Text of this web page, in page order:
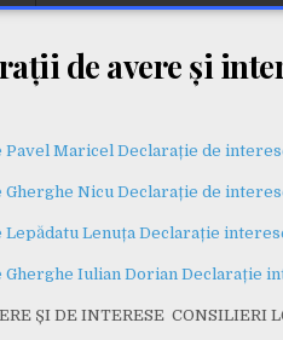
de avere și
Pavel Maricel Declarație de
Gherghe Nicu Declarație de
Lenuța Declarație
Iulian Dorian Declarație
ȘI DE INTERESE CONSILIERI